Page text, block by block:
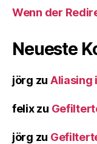
Wenn der
Neueste
jörg zu Aliasing
felixzu
jörg zu